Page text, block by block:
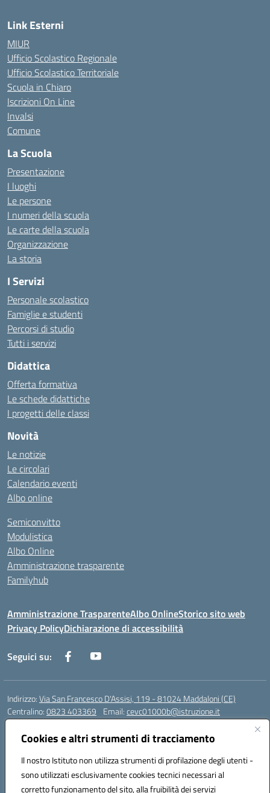
Cookies e altri strumenti di tracciamento
Il nostro Istituto non utilizza strumenti di profilazione degli utenti -
sono utilizzati esclusivamente cookies tecnici necessari al
corretto funzionamento del sito, alla fruibilità dei servizi
Link Esterni
MIUR
Ufficio Scolastico Regionale
Ufficio Scolastico Territoriale
Scuola in Chiaro
Iscrizioni On Line
Invalsi
Comune
La Scuola
Presentazione
I luoghi
Le persone
I numeri della scuola
Le carte della scuola
Organizzazione
La storia
I Servizi
Personale scolastico
Famiglie e studenti
Percorsi di studio
Tutti i servizi
Didattica
Offerta formativa
Le schede didattiche
I progetti delle classi
Novità
Le notizie
Le circolari
Calendario eventi
Albo online
Semiconvitto
Modulistica
Albo Online
Amministrazione trasparente
Familyhub
Amministrazione TrasparenteAlbo OnlineStorico sito web
Privacy PolicyDichiarazione di accessibilità
Seguici su:
Indirizzo:Via San Francesco D'Assisi, 119 - 81024 Maddaloni (CE)
Centralino:0823 403369 Email:cevc01000b@istruzione.it
Posta elettronica certificata (PEC):
Codice fiscale: 80004990612 (Convitto) - 93044680614 (Scuole
Annesse)
Codice meccanografico:CEVC01000B
Codice Indice delle Pubbliche Amministrazioni (IPA): istsc_cevc01000b